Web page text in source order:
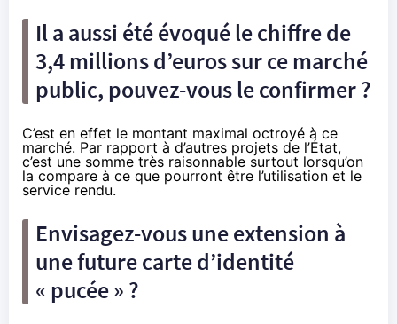
Il a aussi été évoqué le chiffre de
3,4 millions d’euros sur ce marché
public, pouvez-vous le confirmer ?
C’est en effet le montant maximal octroyé à ce
marché. Par rapport à d’autres projets de l’État,
c’est une somme très raisonnable surtout lorsqu’on
la compare à ce que pourront être l’utilisation et le
service rendu.
Envisagez-vous une extension à
une future carte d’identité
« pucée » ?